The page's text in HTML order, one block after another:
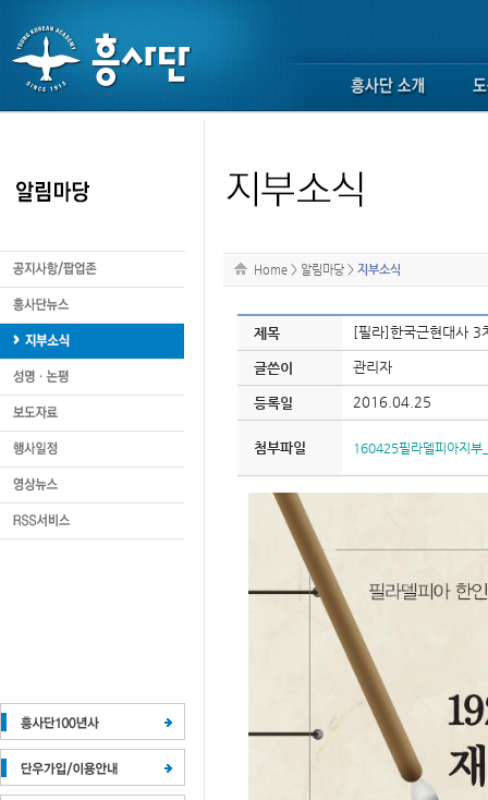
Home > 알림마당 > 지부소식
제목 [필라]한국근현대사 3
글쓴이 관리자
등록일 2016.04.25
첨부파일 160425필라델피아지부